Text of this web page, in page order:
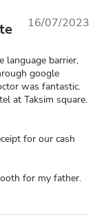
16/07/2023
language barrier,
google
was fantastic.
at Taksim square.
for our cash
for my father.